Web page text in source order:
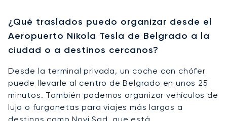
¿Qué traslados puedo organizar desde el
Aeropuerto Nikola Tesla de Belgrado a la
ciudad o a destinos cercanos?
Desde la terminal privada, un coche con chófer
puede llevarle al centro de Belgrado en unos 25
minutos. También podemos organizar vehículos de
lujo o furgonetas para viajes más largos a
destinos como Novi Sad, que está